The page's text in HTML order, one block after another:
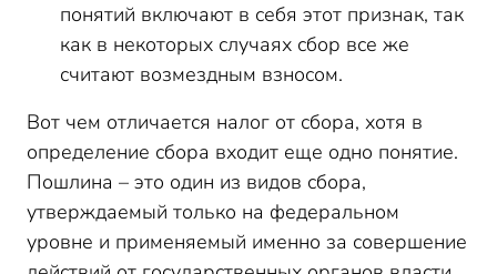
понятий включают в себя этот признак, так
как в некоторых случаях сбор все же
считают возмездным взносом.
Вот чем отличается налог от сбора, хотя в
определение сбора входит еще одно понятие.
Пошлина – это один из видов сбора,
утверждаемый только на федеральном
уровне и применяемый именно за совершение